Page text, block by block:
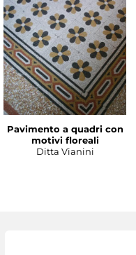
Pavimento a quadri con
motivi floreali
Ditta Vianini